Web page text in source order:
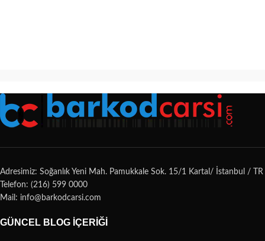
Adresimiz: Soğanlık Yeni Mah. Pamukkale Sok. 15/1 Kartal/ İstanbul / TR
Telefon: (216) 599 0000
Mail: info@barkodcarsi.com
GÜNCEL BLOG İÇERIĞI